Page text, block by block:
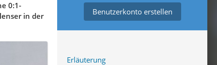
0:1-
in der
Benutzerkonto erstellen
Erläuterung